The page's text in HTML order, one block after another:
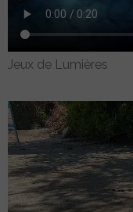
Jeux de Lumières